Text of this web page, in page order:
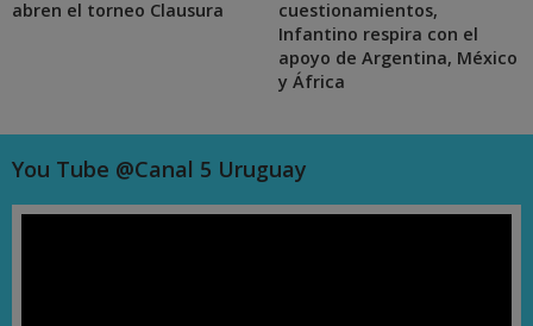
abren el torneo Clausura
cuestionamientos,
Infantino respira con el
apoyo de Argentina, México
y África
You Tube @Canal 5 Uruguay